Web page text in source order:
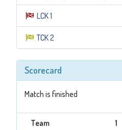
LCK 1
TCK 2
Scorecard
Match is finished
Team 1